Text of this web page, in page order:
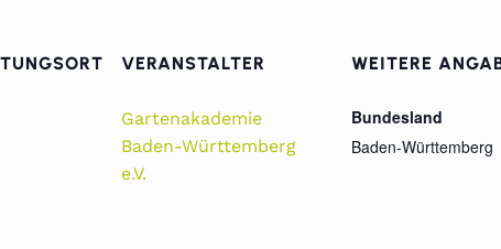
VERANSTALTER
Gartenakademie
Baden-Württemberg
e.V.
WEITERE
Bundesland
Baden-Württemberg